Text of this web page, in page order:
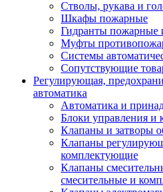
Стволы, рукава и
Шкафы пожарные
Гидранты пожарные
Муфты
Системы
Сопутствующие
Регулирующая,
автоматика
Автоматика и
Блоки управления и
Клапаны и затворы
Клапаны
комплектующие
Клапаны
смесительные и